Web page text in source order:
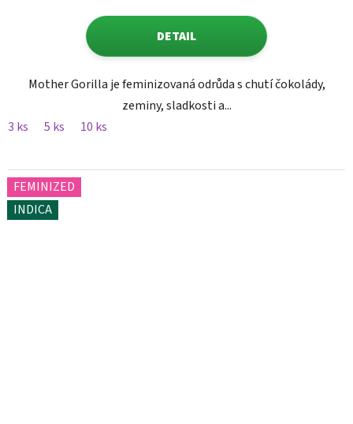
DETAIL
Mother Gorilla je feminizovaná odrůda s chutí čokolády,
zeminy, sladkosti a...
3 ks
5 ks 10 ks
FEMINIZED
INDICA